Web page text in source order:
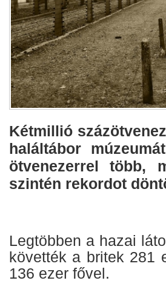
Kétmillió
haláltábor
ötvenezerrel több,
szintén rekordot
Legtöbben a hazai
követték a britek 281
136 ezer fővel.